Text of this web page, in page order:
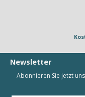
Newsletter
Abonnieren Sie jetzt